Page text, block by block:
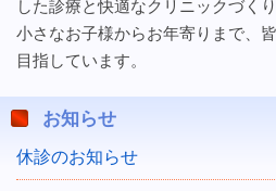
した診療と快適なクリニックづく
小さなお子様からお年寄りまで、
目指しています。
お知らせ
休診のお知らせ